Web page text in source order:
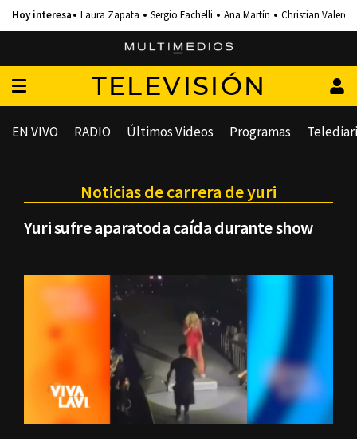
Laura Zapata Sergio Fachelli Ana Martín Christian Valero
TELEVISIÓN
EN VIVO RADIO Últimos Videos Programas
Noticias de carrera de yuri
Yuri sufre aparatoda caída durante show